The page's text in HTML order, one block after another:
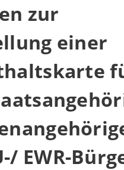
zur
einer
EWR-